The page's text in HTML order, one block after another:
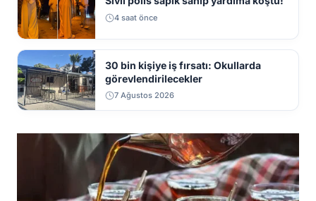
4 saat önce
30 bin kişiye iş fırsatı: Okullarda
görevlendirilecekler
7 Ağustos 2026